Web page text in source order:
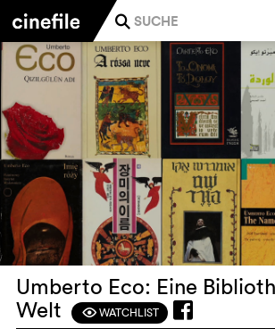
j
Umberto Eco: Eine
Welt
FWATCHLIST